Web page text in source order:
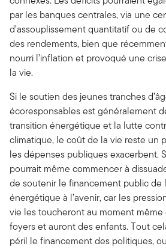
par les banques centrales, via une
d’assouplissement quantitatif ou de
des rendements, bien que
nourri l’inflation et provoqué une
la vie.
Si le soutien des jeunes tranches
écoresponsables est généralement
transition énergétique et la lutte
climatique, le coût de la vie reste un
les dépenses publiques exacerbent.
pourrait même commencer à
de soutenir le financement public de
énergétique à l’avenir, car les
vie les toucheront au moment
foyers et auront des enfants. Tout
péril le financement des politiques,